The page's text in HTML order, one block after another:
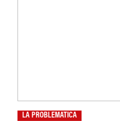
LA PROBLEMATICA